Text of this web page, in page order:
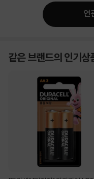
연
같은 브랜드의 인기상